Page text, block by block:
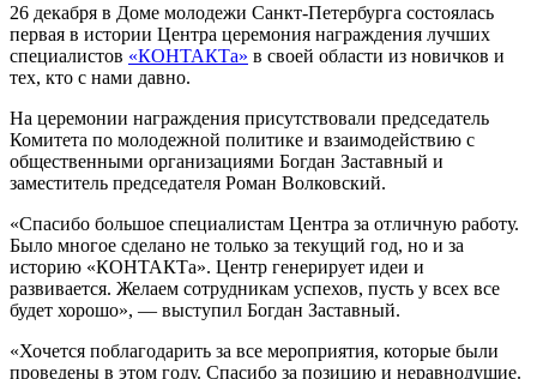
26 декабря в Доме молодежи Санкт-Петербурга состоялась
первая в истории Центра церемония награждения лучших
специалистов «КОНТАКТа» в своей области из новичков и
тех, кто с нами давно.
На церемонии награждения присутствовали председатель
Комитета по молодежной политике и взаимодействию с
общественными организациями Богдан Заставный и
заместитель председателя Роман Волковский.
«Спасибо большое специалистам Центра за отличную работу.
Было многое сделано не только за текущий год, но и за
историю «КОНТАКТа». Центр генерирует идеи и
развивается. Желаем сотрудникам успехов, пусть у всех все
будет хорошо», — выступил Богдан Заставный.
«Хочется поблагодарить за все мероприятия, которые были
проведены в этом году. Спасибо за позицию и неравнодушие.